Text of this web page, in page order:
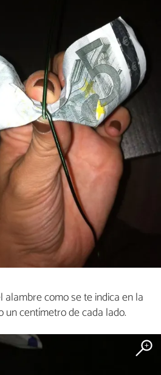
como se te indica en la
un centímetro de cada lado.